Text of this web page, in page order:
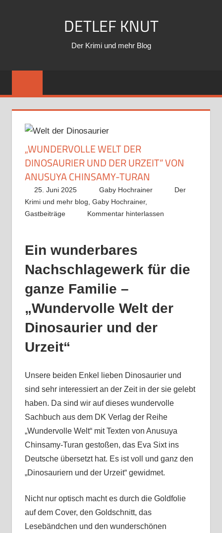
DETLEF KNUT
Der Krimi und mehr Blog
„WUNDERVOLLE WELT DER
DINOSAURIER UND DER URZEIT“ VON
ANUSUYA CHINSAMY-TURAN
25. Juni 2025 Gaby Hochrainer
Der
Krimi und mehr blog, Gaby Hochrainer,
Gastbeiträge
Kommentar hinterlassen
Ein wunderbares
Nachschlagewerk für die
ganze Familie –
„Wundervolle Welt der
Dinosaurier und der
Urzeit“
Unsere beiden Enkel lieben Dinosaurier und
sind sehr interessiert an der Zeit in der sie gelebt
haben. Da sind wir auf dieses wundervolle
Sachbuch aus dem DK Verlag der Reihe
„Wundervolle Welt“ mit Texten von Anusuya
Chinsamy-Turan gestoßen, das Eva Sixt ins
Deutsche übersetzt hat. Es ist voll und ganz den
„Dinosauriern und der Urzeit“ gewidmet.
Nicht nur optisch macht es durch die Goldfolie
auf dem Cover, den Goldschnitt, das
Lesebändchen und den wunderschönen